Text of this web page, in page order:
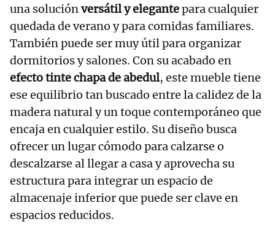
una soluciónversátil y elegantepara cualquier
quedada de verano y para comidas familiares.
También puede ser muy útil para organizar
dormitorios y salones. Con su acabado en
efecto tinte chapa de abedul, este mueble tiene
ese equilibrio tan buscado entre la calidez de la
madera natural y un toque contemporáneo que
encaja en cualquier estilo. Su diseño busca
ofrecer un lugar cómodo para calzarse o
descalzarse al llegar a casa y aprovecha su
estructura para integrar un espacio de
almacenaje inferior que puede ser clave en
espacios reducidos.